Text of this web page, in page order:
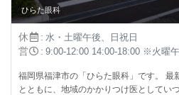
ひらた眼科
休 : 水・土曜午後、日祝日
営 : 9:00-12:00 14:00-18:00 ※火曜
福岡県福津市の「ひらた眼科」です。 最
とともに、地域のかかりつけ医としてい